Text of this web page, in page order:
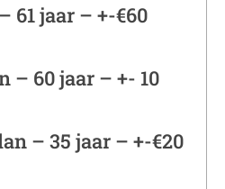
61 jaar – +-€60
– 60 jaar – +- 10
– 35 jaar – +-€20